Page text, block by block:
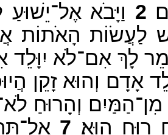
2 וַיָּבֹא אֶל־יֵשׁוּעַ
לַעֲשׂוֹת
לָךְ אִם־לֹא
אָדָם וְהוּא זָקֵן
וְהָרוּחַ
רוּחַ הוּא׃ 7